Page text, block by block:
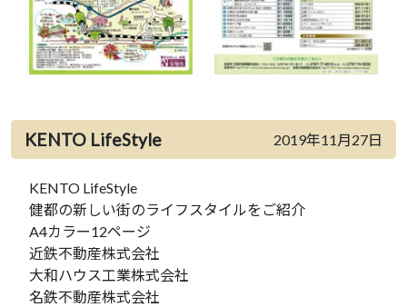
KENTO LifeStyle 2019年11月27日
KENTO LifeStyle
健都の新しい街のライフスタイルをご紹介
A4カラー12ページ
近鉄不動産株式会社
大和ハウス工業株式会社
名鉄不動産株式会社